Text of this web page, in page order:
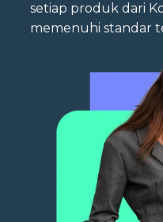
setiap produk dari
memenuhi standar